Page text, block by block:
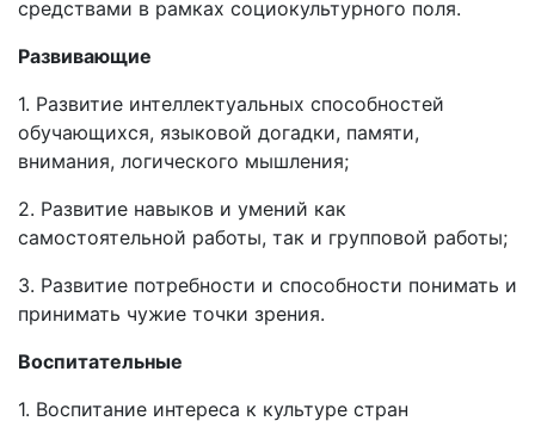
средствами в рамках социокультурного поля.
Развивающие
1. Развитие интеллектуальных способностей
обучающихся, языковой догадки, памяти,
внимания, логического мышления;
2. Развитие навыков и умений как
самостоятельной работы, так и групповой работы;
3. Развитие потребности и способности понимать и
принимать чужие точки зрения.
Воспитательные
1. Воспитание интереса к культуре стран